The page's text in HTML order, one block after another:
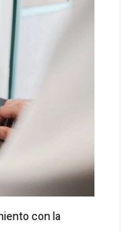
con la